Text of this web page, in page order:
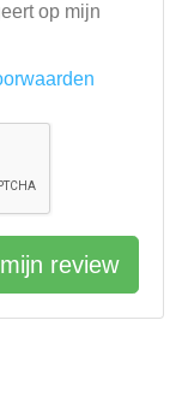
op mijn
review